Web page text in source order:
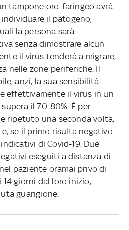
tampone oro-faringeo avrà
il patogeno,
la persona sarà
senza dimostrare alcun
il virus tenderà a migrare,
nelle zone periferiche. Il
anzi, la sua sensibilità
effettivamente il virus in un
il 70-80%. È per
ripetuto una seconda volta,
se il primo risulta negativo
di Covid-19. Due
eseguiti a distanza di
paziente oramai privo di
giorni dal loro inizio,
guarigione.